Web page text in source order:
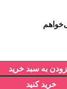
به سبد خرید
خرید کنید